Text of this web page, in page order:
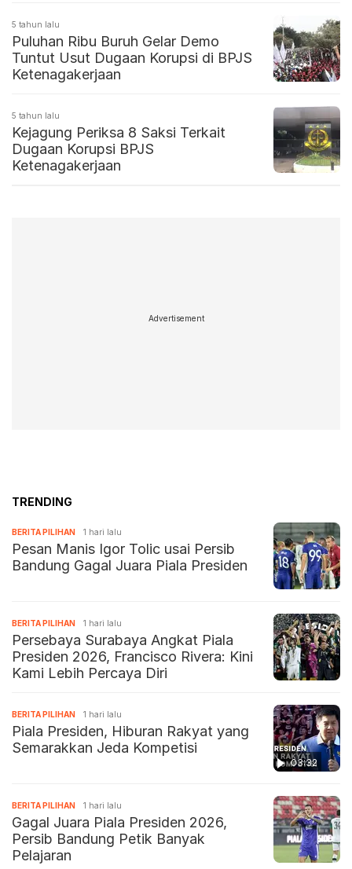
5 tahun lalu
Puluhan Ribu Buruh Gelar Demo
Tuntut Usut Dugaan Korupsi di BPJS
Ketenagakerjaan
5 tahun lalu
Kejagung Periksa 8 Saksi Terkait
Dugaan Korupsi BPJS
Ketenagakerjaan
Advertisement
TRENDING
BERITA PILIHAN 1 hari lalu
Pesan Manis Igor Tolic usai Persib
Bandung Gagal Juara Piala Presiden
BERITA PILIHAN 1 hari lalu
Persebaya Surabaya Angkat Piala
Presiden 2026, Francisco Rivera: Kini
Kami Lebih Percaya Diri
03:32
BERITA PILIHAN 1 hari lalu
Piala Presiden, Hiburan Rakyat yang
Semarakkan Jeda Kompetisi
BERITA PILIHAN 1 hari lalu
Gagal Juara Piala Presiden 2026,
Persib Bandung Petik Banyak
Pelajaran